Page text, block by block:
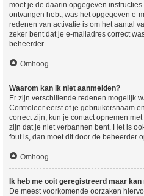
moet je de daarin opgegeven instructies
ontvangen hebt, was het opgegeven e-
redenen van activatie is om het aantal
zeker bent dat je e-mailadres correct
beheerder.
Omhoog
Waarom kan ik niet aanmelden?
Er zijn verschillende redenen mogelijk
Controleer eerst of je gebruikersnaam
correct zijn, kun je contact opnemen
zijn dat je niet verbannen bent. Het is
fout is, dan moet dit door de beheerder
Omhoog
Ik heb me ooit geregistreerd maar
De meest voorkomende oorzaken